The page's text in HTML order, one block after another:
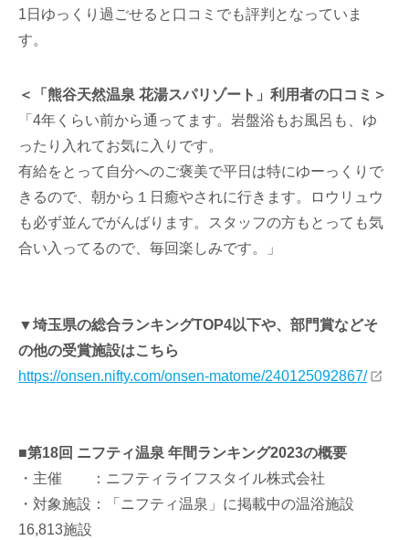
1日ゆっくり過ごせると口コミでも評判となっていま
す。
＜「熊谷天然温泉 花湯スパリゾート」利用者の口コミ＞
「4年くらい前から通ってます。岩盤浴もお風呂も、ゆ
ったり入れてお気に入りです。
有給をとって自分へのご褒美で平日は特にゆーっくりで
きるので、朝から１日癒やされに行きます。ロウリュウ
も必ず並んでがんばります。スタッフの方もとっても気
合い入ってるので、毎回楽しみです。」
▼埼玉県の総合ランキングTOP4以下や、部門賞などそ
の他の受賞施設はこちら
https://onsen.nifty.com/onsen-matome/240125092867/
■第18回 ニフティ温泉 年間ランキング2023の概要
・主催 ：ニフティライフスタイル株式会社
・対象施設：「ニフティ温泉」に掲載中の温浴施設
16,813施設